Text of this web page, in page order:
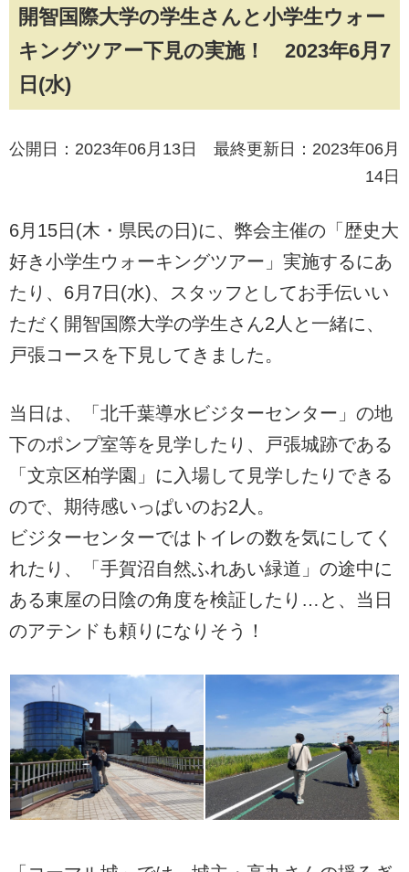
開智国際大学の学生さんと小学生ウォー
キングツアー下見の実施！ 2023年6月7
日(水)
公開日：2023年06月13日 最終更新日：2023年06月
14日
6月15日(木・県民の日)に、弊会主催の「歴史大
好き小学生ウォーキングツアー」実施するにあ
たり、6月7日(水)、スタッフとしてお手伝いい
ただく開智国際大学の学生さん2人と一緒に、
戸張コースを下見してきました。
当日は、「北千葉導水ビジターセンター」の地
下のポンプ室等を見学したり、戸張城跡である
「文京区柏学園」に入場して見学したりできる
ので、期待感いっぱいのお2人。
ビジターセンターではトイレの数を気にしてく
れたり、「手賀沼自然ふれあい緑道」の途中に
ある東屋の日陰の角度を検証したり…と、当日
のアテンドも頼りになりそう！